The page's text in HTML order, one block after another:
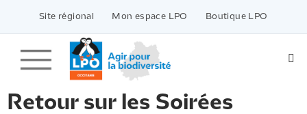
contenu
Site régional Mon espace LPO Boutique LPO
Retour sur les Soirées